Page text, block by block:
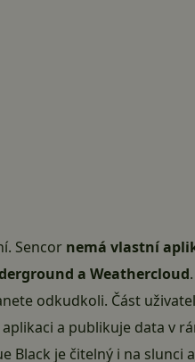
Sencor nemá vlastní
a Weathercloud
odkudkoli. Část
a publikuje data v
Black je čitelný i na